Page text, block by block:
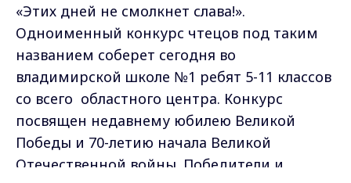
«Этих дней не смолкнет слава!».
Одноименный конкурс чтецов под таким
названием соберет сегодня во
владимирской школе №1 ребят 5-11 классов
со всего областного центра. Конкурс
посвящен недавнему юбилею Великой
Победы и 70-летию начала Великой
Отечественной войны. Победители и